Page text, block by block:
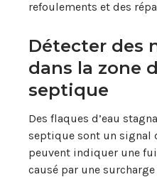
refoulements et des
Détecter des
dans la zone
septique
Des flaques d’eau
septique sont un signal
peuvent indiquer une
causé par une